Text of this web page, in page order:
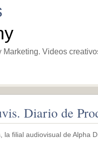
Videos
Diario de
la filial audiovisual de Alpha